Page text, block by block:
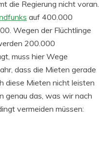
die Regierung nicht voran.
auf 400.000
Wegen der Flüchtlinge
200.000
muss hier Wege
dass die Mieten gerade
diese Mieten nicht leisten
genau das, was wir nach
vermeiden müssen: